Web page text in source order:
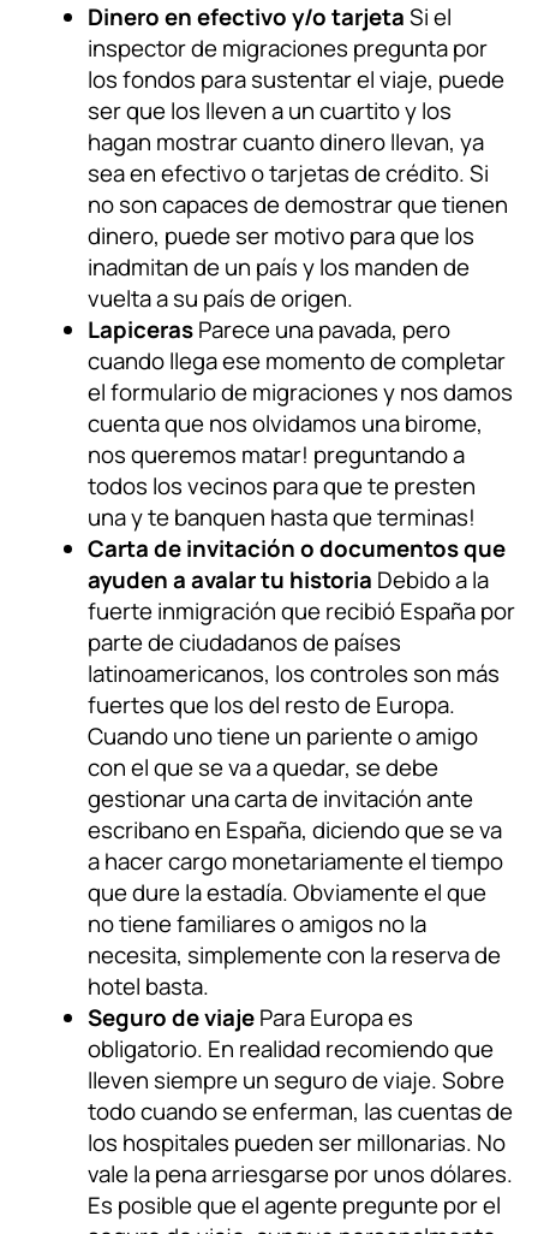
Dinero en efectivo y/o tarjetaSi el
inspector de migraciones pregunta por
los fondos para sustentar el viaje, puede
ser que los lleven a un cuartito y los
hagan mostrar cuanto dinero llevan, ya
sea en efectivo o tarjetas de crédito. Si
no son capaces de demostrar que tienen
dinero, puede ser motivo para que los
inadmitan de un país y los manden de
vuelta a su país de origen.
LapicerasParece una pavada, pero
cuando llega ese momento de completar
el formulario de migraciones y nos damos
cuenta que nos olvidamos una birome,
nos queremos matar! preguntando a
todos los vecinos para que te presten
una y te banquen hasta que terminas!
Carta de invitación o documentos que
ayuden a avalar tu historia Debido a la
fuerte inmigración que recibió España por
parte de ciudadanos de países
latinoamericanos, los controles son más
fuertes que los del resto de Europa.
Cuando uno tiene un pariente o amigo
con el que se va a quedar, se debe
gestionar una carta de invitación ante
escribano en España, diciendo que se va
a hacer cargo monetariamente el tiempo
que dure la estadía. Obviamente el que
no tiene familiares o amigos no la
necesita, simplemente con la reserva de
hotel basta.
Seguro de viajePara Europa es
obligatorio. En realidad recomiendo que
lleven siempre un seguro de viaje. Sobre
todo cuando se enferman, las cuentas de
los hospitales pueden ser millonarias. No
vale la pena arriesgarse por unos dólares.
Es posible que el agente pregunte por el